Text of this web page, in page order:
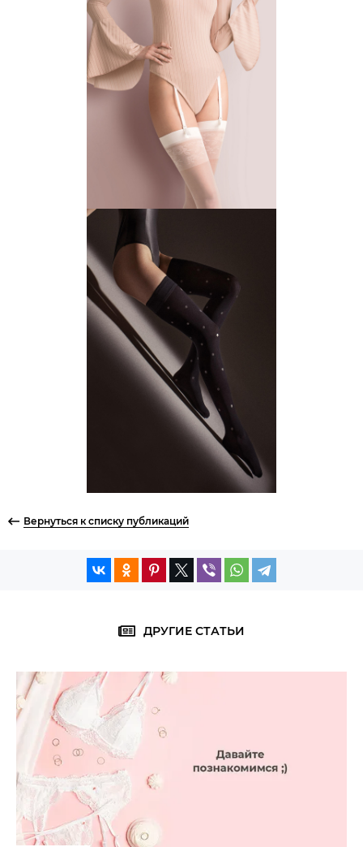
Вернуться к списку публикаций
ДРУГИЕ СТАТЬИ